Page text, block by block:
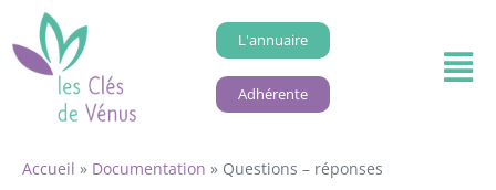
L'annuaire
Adhérente
Accueil » Documentation » Questions – réponses